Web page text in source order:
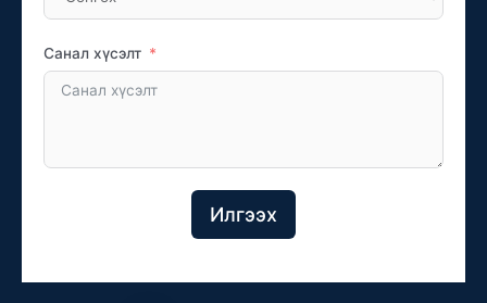
Санал хүсэлт
Илгээх